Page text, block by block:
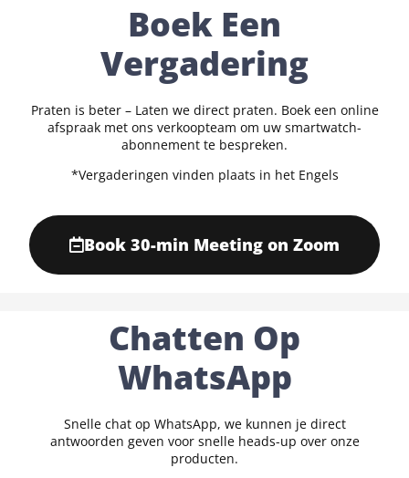
Boek Een
Vergadering
Praten is beter – Laten we direct praten. Boek een online
afspraak met ons verkoopteam om uw smartwatch-
abonnement te bespreken.
*Vergaderingen vinden plaats in het Engels
Book 30-min Meeting on Zoom
Chatten Op
WhatsApp
Snelle chat op WhatsApp, we kunnen je direct
antwoorden geven voor snelle heads-up over onze
producten.